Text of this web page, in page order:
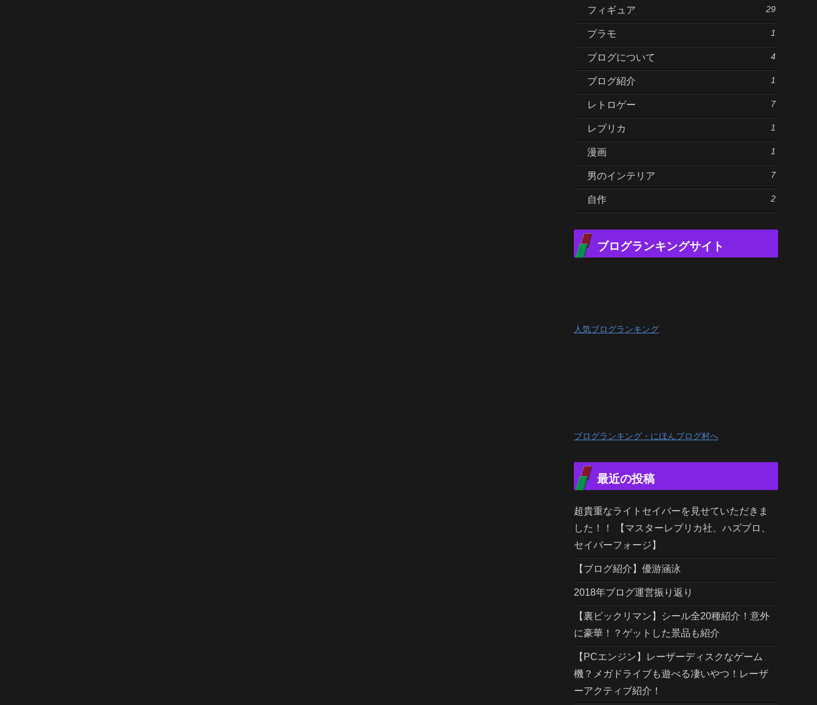
フィギュア 29
プラモ 1
ブログについて 4
ブログ紹介 1
レトロゲー 7
レプリカ 1
漫画 1
男のインテリア 7
自作 2
ブログランキングサイト
人気ブログランキング
ブログランキング・にほんブログ村へ
最近の投稿
超貴重なライトセイバーを見せていただきま
した！！ 【マスターレプリカ社、ハズブロ、
セイバーフォージ】
【ブログ紹介】優游涵泳
2018年ブログ運営振り返り
【裏ビックリマン】シール全20種紹介！意外
に豪華！？ゲットした景品も紹介
【PCエンジン】レーザーディスクなゲーム
機？メガドライブも遊べる凄いやつ！レーザ
ーアクティブ紹介！